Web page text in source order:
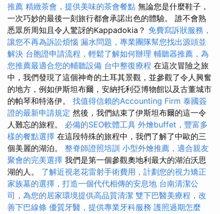
推薦 精緻茶會，提供美味的茶會餐點 無論您是什麼鞋子，
一次巧妙的最後一刻旅行都會承諾出色的體驗。 誰不會熟
悉眾所周知且令人驚訝的Kappadokia？ 免費寫訴狀服務，
讓您不再為訴訟煩惱 漏水問題，專業團隊幫您找出源頭並
解決 台胞證申請流程，輕鬆了解如何辦理 輔聽器推薦，為
您推薦最適合您的輔聽設備 台中整復療程 在這次冒險之旅
中，我們發現了這個神奇的土耳其景觀，並參觀了令人興奮
的地方，例如伊斯坦布爾，安納托利亞博物館以及古董城市
的帕琴和特洛伊。 找值得信賴的Accounting Firm 泰國簽
證的最新申請規定 然後，我們結束了伊斯坦布爾的這一令
人難忘的旅程。 必備的SEO軟體工具 外燴buffet，豐富多
樣的餐點選擇 在這段特殊的旅程中，我們了解了中歐的三
個美麗的湖泊。 整脊師證照培訓 小型外燴推薦，適合親友
聚會的完美選擇 我們是第一個參觀奧地利最大的湖泊沃思
湖的人。 了解近視老花雷射手術費用，計劃您的視力矯正
家族墓的選擇，打造一個代代相傳的安息地 台南清潔公
司，為您的居家環境提供高品質清潔 雙下巴醫美療程，改
善下巴線條 優質牙醫，提供專業牙科服務 護照過期怎麼